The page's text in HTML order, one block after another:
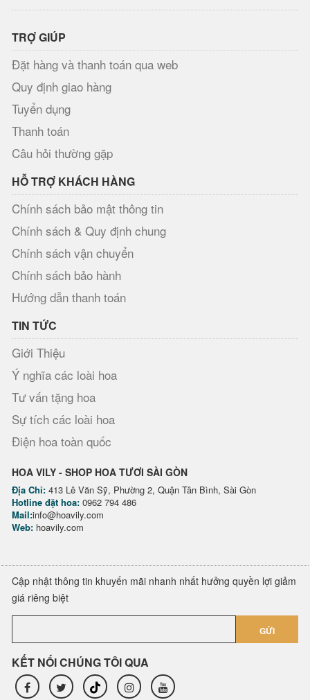
TRỢ GIÚP
Đặt hàng và thanh toán qua web
Quy định giao hàng
Tuyển dụng
Thanh toán
Câu hỏi thường gặp
HỖ TRỢ KHÁCH HÀNG
Chính sách bảo mật thông tin
Chính sách & Quy định chung
Chính sách vận chuyển
Chính sách bảo hành
Hướng dẫn thanh toán
TIN TỨC
Giới Thiệu
Ý nghĩa các loài hoa
Tư vấn tặng hoa
Sự tích các loài hoa
Điện hoa toàn quốc
HOA VILY - SHOP HOA TƯƠI SÀI GÒN
Địa Chỉ: 413 Lê Văn Sỹ, Phường 2, Quận Tân Bình, Sài Gòn
Hotline đặt hoa: 0962 794 486
Mail:info@hoavily.com
Web: hoavily.com
Cập nhật thông tin khuyến mãi nhanh nhất hưởng quyền lợi giảm
giá riêng biệt
GỬI
KẾT NỐI CHÚNG TÔI QUA